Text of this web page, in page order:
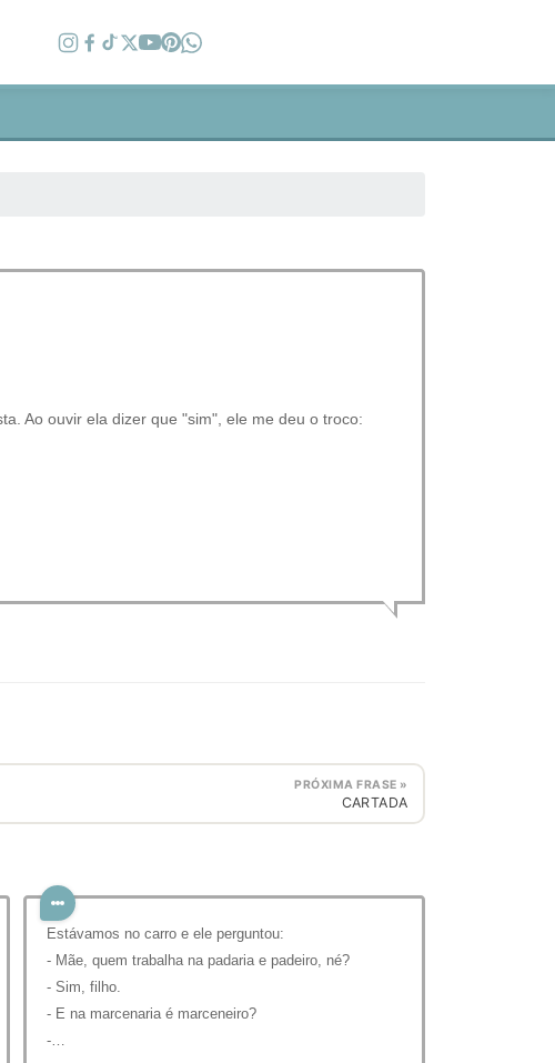
Ao ouvir ela dizer que "sim", ele me deu o troco:
PRÓXIMA FRASE »
CARTADA
Estávamos no carro e ele perguntou:
- Mãe, quem trabalha na padaria e padeiro, né?
- Sim, filho.
- E na marcenaria é marceneiro?
-…